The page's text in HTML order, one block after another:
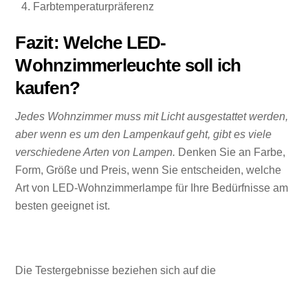
Farbtemperaturpräferenz
Fazit: Welche LED-
Wohnzimmerleuchte soll ich
kaufen?
Jedes Wohnzimmer muss mit Licht ausgestattet werden,
aber wenn es um den Lampenkauf geht, gibt es viele
verschiedene Arten von Lampen. Denken Sie an Farbe,
Form, Größe und Preis, wenn Sie entscheiden, welche
Art von LED-Wohnzimmerlampe für Ihre Bedürfnisse am
besten geeignet ist.
Die Testergebnisse beziehen sich auf die